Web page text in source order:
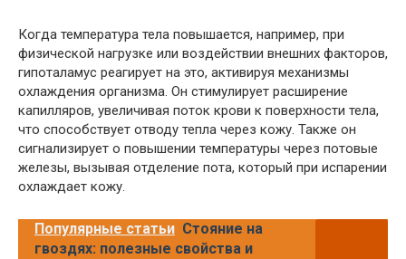
Когда температура тела повышается, например, при
физической нагрузке или воздействии внешних факторов,
гипоталамус реагирует на это, активируя механизмы
охлаждения организма. Он стимулирует расширение
капилляров, увеличивая поток крови к поверхности тела,
что способствует отводу тепла через кожу. Также он
сигнализирует о повышении температуры через потовые
железы, вызывая отделение пота, который при испарении
охлаждает кожу.
Популярные статьи Стояние на
гвоздях: полезные свойства и